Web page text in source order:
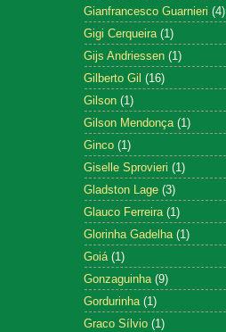
Gianfrancesco Guarnieri (4)
Gigi Cerqueira (1)
Gijs Andriessen (1)
Gilberto Gil (16)
Gilson (1)
Gilson Mendonça (1)
Ginco (1)
Giselle Sprovieri (1)
Gladston Lage (3)
Glauco Ferreira (1)
Glorinha Gadelha (1)
Goiá (1)
Gonzaguinha (9)
Gordurinha (1)
Graco Sílvio (1)